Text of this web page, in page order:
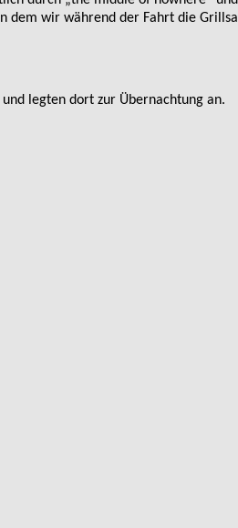
dem wir während der Fahrt die
legten dort zur Übernachtung an.